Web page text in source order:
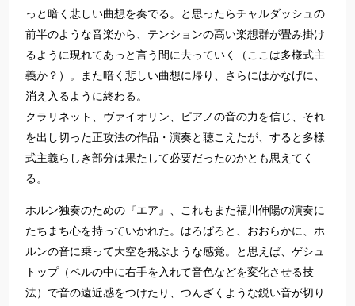
っと暗く悲しい曲想を奏でる。と思ったらチャルダッシュの
前半のような音楽から、テンションの高い楽想群が畳み掛け
るように現れてあっと言う間に去っていく（ここは多様式主
義か？）。また暗く悲しい曲想に帰り、さらにはかなげに、
消え入るように終わる。
クラリネット、ヴァイオリン、ピアノの音の力を信じ、それ
を出し切った正攻法の作品・演奏と聴こえたが、すると多様
式主義らしき部分は果たして必要だったのかとも思えてく
る。
ホルン独奏のための『エア』、これもまた福川伸陽の演奏に
たちまち心を持っていかれた。はろばろと、おおらかに、ホ
ルンの音に乗って大空を飛ぶような感覚。と思えば、ゲシュ
トップ（ベルの中に右手を入れて音色などを変化させる技
法）で音の遠近感をつけたり、つんざくような鋭い音が切り